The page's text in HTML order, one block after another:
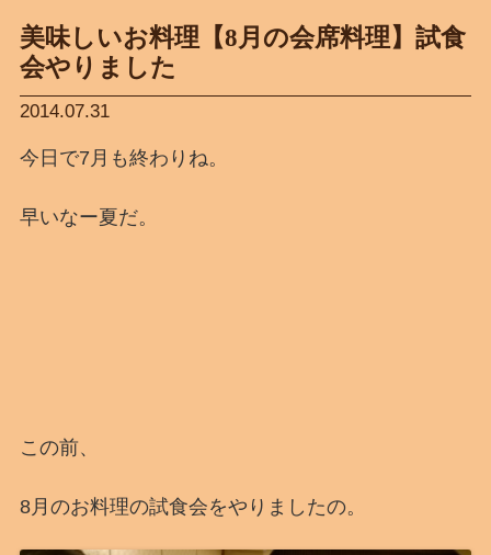
美味しいお料理【8月の会席料理】試食
会やりました
2014.07.31
今日で7月も終わりね。
早いなー夏だ。
この前、
8月のお料理の試食会をやりましたの。